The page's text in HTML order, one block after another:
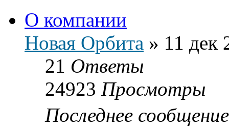
О компании
Новая Орбита » 11 дек
21 Ответы
24923 Просмотры
Последнее